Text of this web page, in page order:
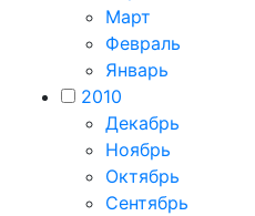
Март
Февраль
Январь
2010
Декабрь
Ноябрь
Октябрь
Сентябрь